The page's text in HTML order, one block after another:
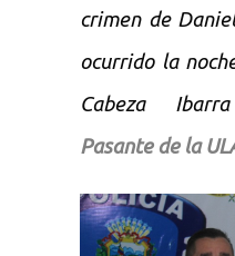
crimen de
ocurrido la
Cabeza
Pasante de la